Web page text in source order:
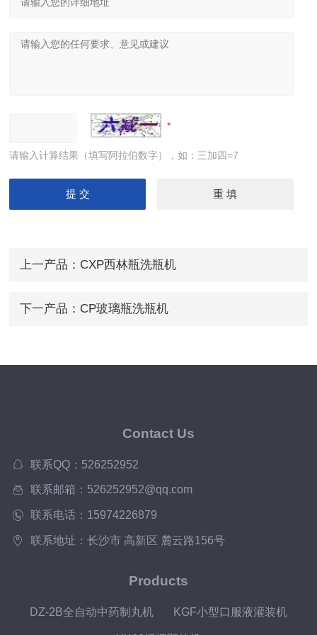
请输入计算结果（填写阿拉伯数字），如：三加四=7
上一产品： CXP西林瓶洗瓶机
下一产品： CP玻璃瓶洗瓶机
Contact Us
联系QQ：526252952
联系邮箱：526252952@qq.com
联系电话：15974226879
联系地址：长沙市 高新区 麓云路156号
Products
DZ-2B全自动中药制丸机 KGF小型口服液灌装机